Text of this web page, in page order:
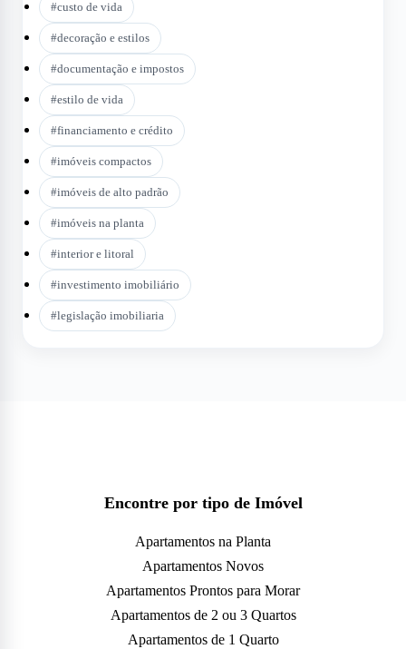
#custo de vida
#decoração e estilos
#documentação e impostos
#estilo de vida
#financiamento e crédito
#imóveis compactos
#imóveis de alto padrão
#imóveis na planta
#interior e litoral
#investimento imobiliário
#legislação imobiliaria
Encontre por tipo de Imóvel
Apartamentos na Planta
Apartamentos Novos
Apartamentos Prontos para Morar
Apartamentos de 2 ou 3 Quartos
Apartamentos de 1 Quarto